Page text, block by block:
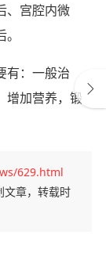
、宫腔内微
有：一般治
增加营养，锻
629.html
文章，转载时